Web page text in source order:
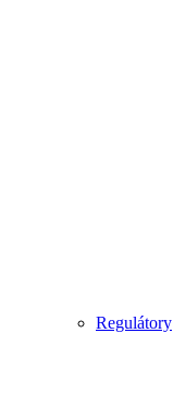
Regulátory